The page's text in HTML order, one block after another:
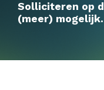
Solliciteren op
(meer) mogelijk.